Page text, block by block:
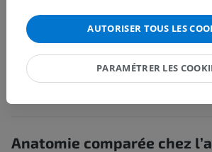
Anatomie humaine 1
Neuroanatomie humaine
Anatomie comparée chez
AUTORISER TOUS LES
PARAMÉTRER LES